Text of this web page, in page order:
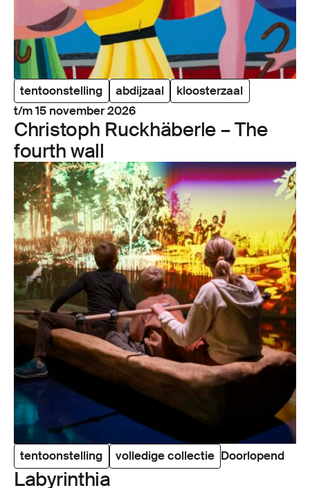
tentoonstelling abdijzaal
kloosterzaal
t/m 15 november 2026
Chris­toph Ruckhäberle – The
fourth wall
tentoonstelling volledige collectie Doorlopend
Laby­rin­thia